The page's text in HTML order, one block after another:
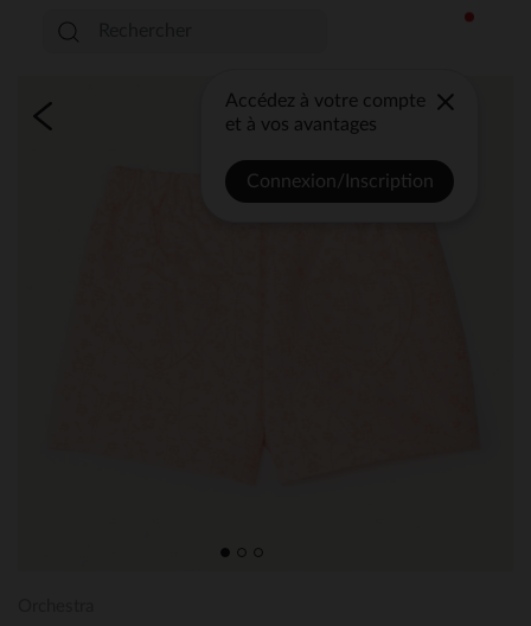
Accédez à votre compte
et à vos avantages
Connexion/Inscription